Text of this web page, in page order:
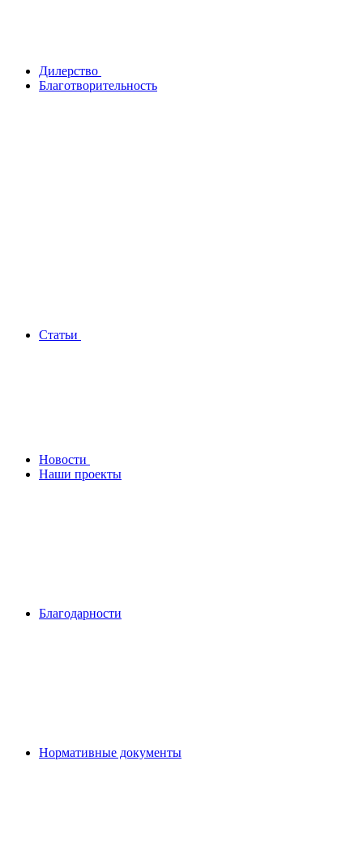
Дилерство
Благотворительность
Статьи
Новости
Наши проекты
Благодарности
Нормативные документы